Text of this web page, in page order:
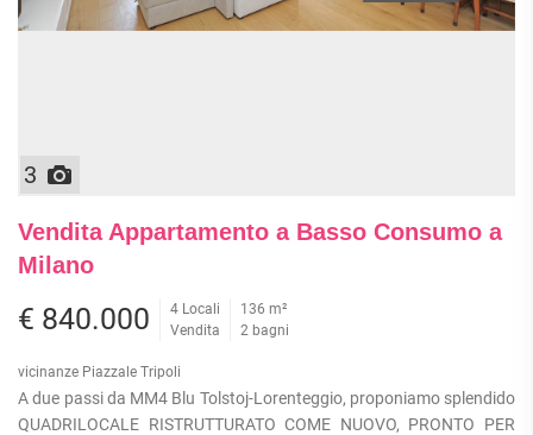
3
Vendita Appartamento a Basso Consumo a
Milano
€ 840.000
4 Locali
Vendita
136 m²
2 bagni
vicinanze Piazzale Tripoli
A due passi da MM4 Blu Tolstoj-Lorenteggio, proponiamo splendido
QUADRILOCALE RISTRUTTURATO COME NUOVO, PRONTO PER